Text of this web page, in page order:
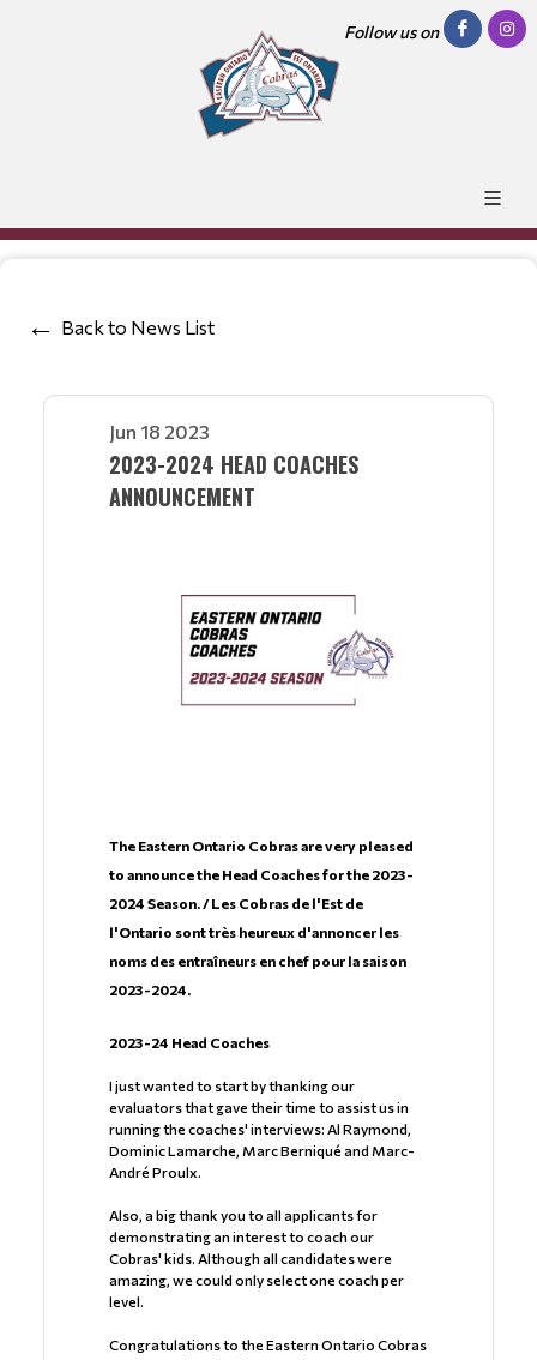
Follow us on
Back to News List
Jun 18 2023
2023-2024 HEAD COACHES
ANNOUNCEMENT
The Eastern Ontario Cobras are very pleased
to announce the Head Coaches for the 2023-
2024 Season. / Les Cobras de l'Est de
l'Ontario sont très heureux d'annoncer les
noms des entraîneurs en chef pour la saison
2023-2024.
2023-24 Head Coaches
I just wanted to start by thanking our
evaluators that gave their time to assist us in
running the coaches' interviews: Al Raymond,
Dominic Lamarche, Marc Berniqué and Marc-
André Proulx.
Also, a big thank you to all applicants for
demonstrating an interest to coach our
Cobras' kids. Although all candidates were
amazing, we could only select one coach per
level.
Congratulations to the Eastern Ontario Cobras